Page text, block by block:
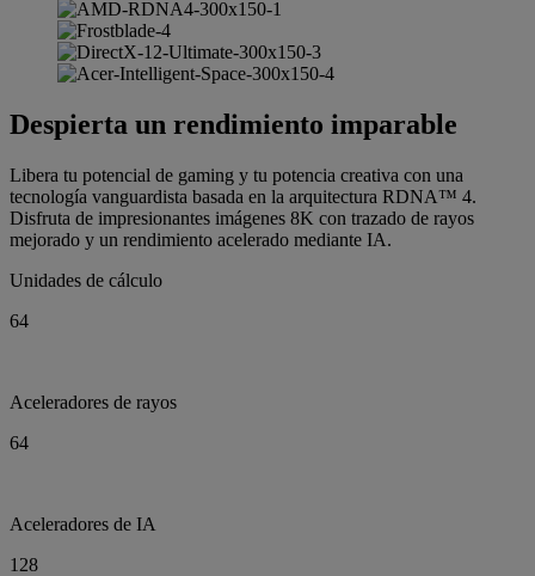
Despierta un rendimiento imparable
Libera tu potencial de gaming y tu potencia creativa con una
tecnología vanguardista basada en la arquitectura RDNA™ 4.
Disfruta de impresionantes imágenes 8K con trazado de rayos
mejorado y un rendimiento acelerado mediante IA.
Unidades de cálculo
64
Aceleradores de rayos
64
Aceleradores de IA
128